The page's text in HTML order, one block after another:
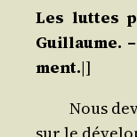
Les luttes
Guillaume.
ment.|]
Nous